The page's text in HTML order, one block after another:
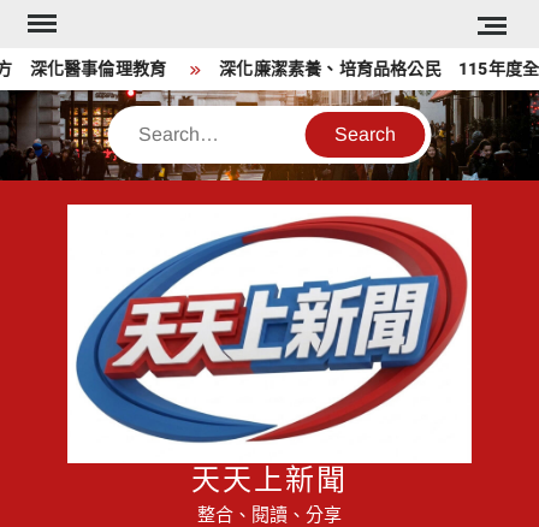
Skip
content
化醫事倫理教育 深化廉潔素養、培育品格公民 115年度全國
Search
天天上新聞
整合、閱讀、分享